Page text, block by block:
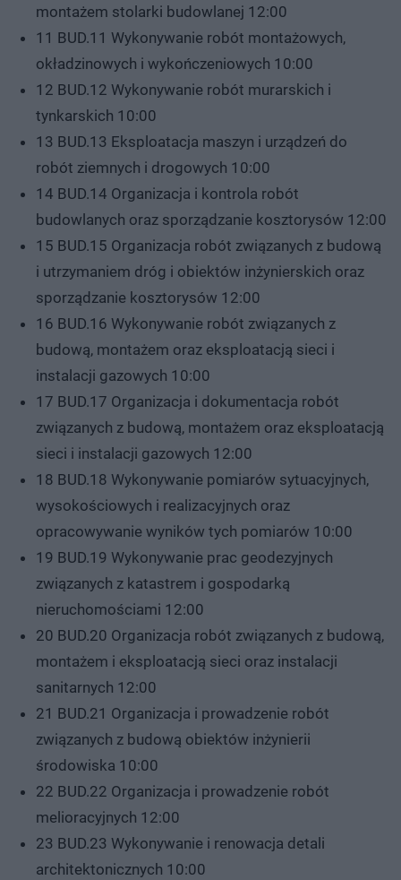
montażem stolarki budowlanej 12:00
11 BUD.11 Wykonywanie robót montażowych,
okładzinowych i wykończeniowych 10:00
12 BUD.12 Wykonywanie robót murarskich i
tynkarskich 10:00
13 BUD.13 Eksploatacja maszyn i urządzeń do
robót ziemnych i drogowych 10:00
14 BUD.14 Organizacja i kontrola robót
budowlanych oraz sporządzanie kosztorysów 12:00
15 BUD.15 Organizacja robót związanych z budową
i utrzymaniem dróg i obiektów inżynierskich oraz
sporządzanie kosztorysów 12:00
16 BUD.16 Wykonywanie robót związanych z
budową, montażem oraz eksploatacją sieci i
instalacji gazowych 10:00
17 BUD.17 Organizacja i dokumentacja robót
związanych z budową, montażem oraz eksploatacją
sieci i instalacji gazowych 12:00
18 BUD.18 Wykonywanie pomiarów sytuacyjnych,
wysokościowych i realizacyjnych oraz
opracowywanie wyników tych pomiarów 10:00
19 BUD.19 Wykonywanie prac geodezyjnych
związanych z katastrem i gospodarką
nieruchomościami 12:00
20 BUD.20 Organizacja robót związanych z budową,
montażem i eksploatacją sieci oraz instalacji
sanitarnych 12:00
21 BUD.21 Organizacja i prowadzenie robót
związanych z budową obiektów inżynierii
środowiska 10:00
22 BUD.22 Organizacja i prowadzenie robót
melioracyjnych 12:00
23 BUD.23 Wykonywanie i renowacja detali
architektonicznych 10:00